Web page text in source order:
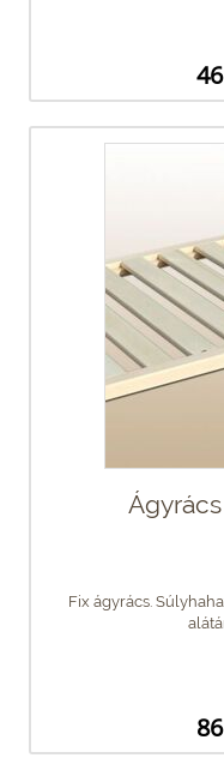
Fix ágyrács.